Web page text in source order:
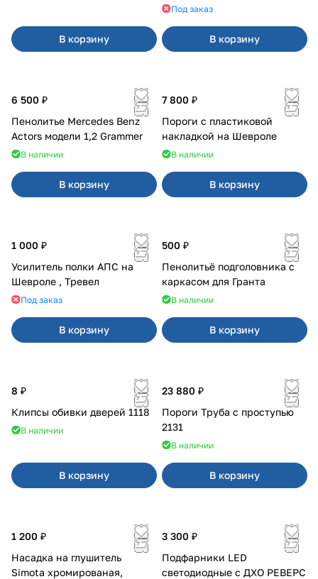
В корзину
Под заказ
В корзину
6 500 ₽
Пенолитье Mercedes Benz
Actors модели 1,2 Grammer
В наличии
В корзину
7 800 ₽
Пороги с пластиковой
накладкой на Шевроле
В наличии
В корзину
1 000 ₽
Усилитель полки АПС на
Шевроле , Тревел
Под заказ
В корзину
500 ₽
Пенолитьё подголовника с
каркасом для Гранта
В наличии
В корзину
8 ₽
Клипсы обивки дверей 1118
В наличии
В корзину
23 880 ₽
Пороги Труба с проступью
2131
В наличии
В корзину
1 200 ₽
Насадка на глушитель
Simota хромированая,
3 300 ₽
Подфарники LED
светодиодные с ДХО РЕВЕРС